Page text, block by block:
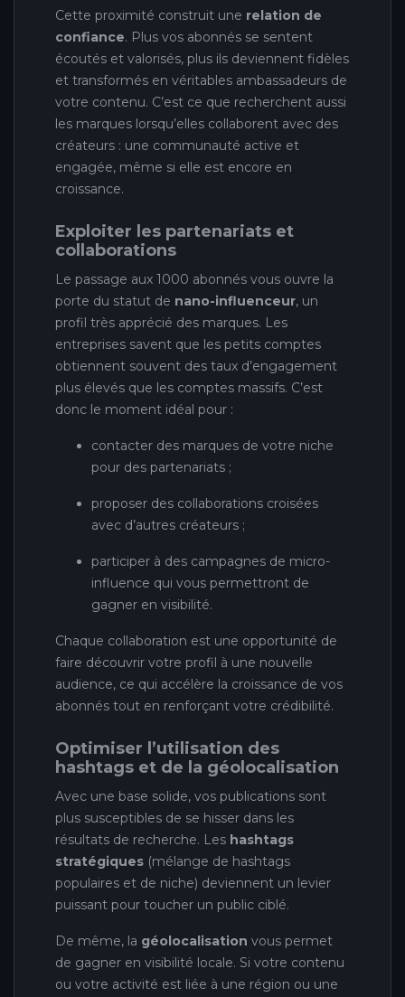
Cette proximité construit une relation de
confiance. Plus vos abonnés se sentent
écoutés et valorisés, plus ils deviennent fidèles
et transformés en véritables ambassadeurs de
votre contenu. C’est ce que recherchent aussi
les marques lorsqu’elles collaborent avec des
créateurs : une communauté active et
engagée, même si elle est encore en
croissance.
Exploiter les partenariats et
collaborations
Le passage aux 1000 abonnés vous ouvre la
porte du statut de nano-influenceur, un
profil très apprécié des marques. Les
entreprises savent que les petits comptes
obtiennent souvent des taux d’engagement
plus élevés que les comptes massifs. C’est
donc le moment idéal pour :
contacter des marques de votre niche
pour des partenariats ;
proposer des collaborations croisées
avec d’autres créateurs ;
participer à des campagnes de micro-
influence qui vous permettront de
gagner en visibilité.
Chaque collaboration est une opportunité de
faire découvrir votre profil à une nouvelle
audience, ce qui accélère la croissance de vos
abonnés tout en renforçant votre crédibilité.
Optimiser l’utilisation des
hashtags et de la géolocalisation
Avec une base solide, vos publications sont
plus susceptibles de se hisser dans les
résultats de recherche. Les hashtags
stratégiques (mélange de hashtags
populaires et de niche) deviennent un levier
puissant pour toucher un public ciblé.
De même, la géolocalisation vous permet
de gagner en visibilité locale. Si votre contenu
ou votre activité est liée à une région ou une